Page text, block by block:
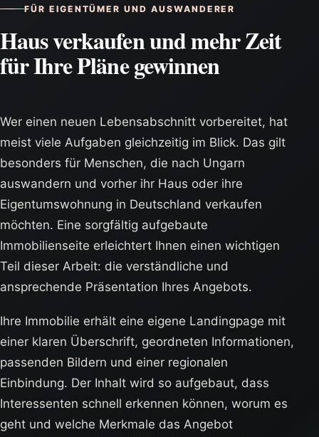
FÜR EIGENTÜMER UND AUSWANDERER
Haus verkaufen und mehr Zeit
für Ihre Pläne gewinnen
Wer einen neuen Lebensabschnitt vorbereitet, hat
meist viele Aufgaben gleichzeitig im Blick. Das gilt
besonders für Menschen, die nach Ungarn
auswandern und vorher ihr Haus oder ihre
Eigentumswohnung in Deutschland verkaufen
möchten. Eine sorgfältig aufgebaute
Immobilienseite erleichtert Ihnen einen wichtigen
Teil dieser Arbeit: die verständliche und
ansprechende Präsentation Ihres Angebots.
Ihre Immobilie erhält eine eigene Landingpage mit
einer klaren Überschrift, geordneten Informationen,
passenden Bildern und einer regionalen
Einbindung. Der Inhalt wird so aufgebaut, dass
Interessenten schnell erkennen können, worum es
geht und welche Merkmale das Angebot